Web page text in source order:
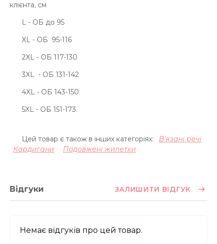
клієнта, см
L - ОБ до 95
XL - ОБ 95-116
2XL - ОБ 117-130
3XL - ОБ 131-142
4XL - ОБ 143-150
5XL - ОБ 151-173.
Цей товар є також в інших категоріях:
В'язані речі
Кардигани
Подовжені жилетки
Відгуки ЗАЛИШИТИ ВІДГУК
Немає відгуків про цей товар.